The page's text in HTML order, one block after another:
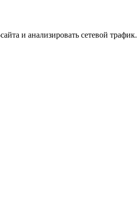
и анализировать сетевой трафик.